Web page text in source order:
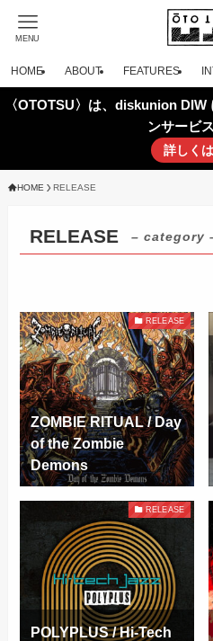
MENU
HOME ABOUT FEATURES
〈OTOTSU〉は、diskunion
ンサービ
詳しく
HOME RELEASE
RELEASE – category
RELEASE
ZOMBIE RITUAL / Day
of the Zombie
Demons
RELEASE
POLYPLUS / Hi-Tech